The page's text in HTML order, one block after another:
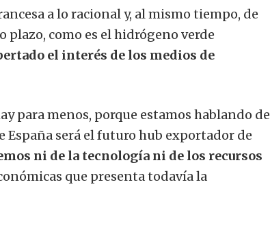
a lo racional y, al mismo tiempo, de
como es el hidrógeno verde
el interés de los medios de
para menos, porque estamos hablando de
España será el futuro hub exportador de
ni de la tecnología ni de los recursos
que presenta todavía la